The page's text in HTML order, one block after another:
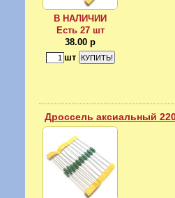
В НАЛИЧИИ
Есть 27 шт
38.00 р
шт
Дроссель аксиальный